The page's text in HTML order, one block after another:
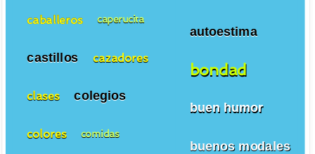
autoestima
bondad
buen humor
buenos modales
caballeros caperucita
castillos cazadores
clases colegios
colores comidas